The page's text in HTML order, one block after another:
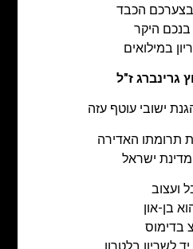
הכבד
בנכם היקר
במילואים
גרינברג ז"ל
ישובי עוטף עזה
תרומתו האדירה
מדינת ישראל
ועצוב
בן-און
בדימוס